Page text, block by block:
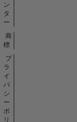
ン
タ
ー
商
標
プ
ラ
イ
バ
シ
ー
ポ
リ